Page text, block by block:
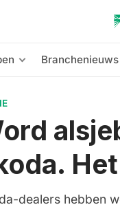
Branchenieuws
dealers hebben